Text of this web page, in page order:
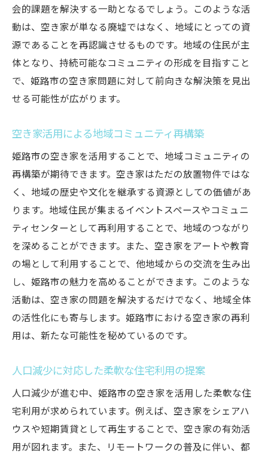
会的課題を解決する一助となるでしょう。このような活
動は、空き家が単なる廃墟ではなく、地域にとっての資
源であることを再認識させるものです。地域の住民が主
体となり、持続可能なコミュニティの形成を目指すこと
で、姫路市の空き家問題に対して前向きな解決策を見出
せる可能性が広がります。
空き家活用による地域コミュニティ再構築
姫路市の空き家を活用することで、地域コミュニティの
再構築が期待できます。空き家はただの放置物件ではな
く、地域の歴史や文化を継承する資源としての価値があ
ります。地域住民が集まるイベントスペースやコミュニ
ティセンターとして再利用することで、地域のつながり
を深めることができます。また、空き家をアートや教育
の場として利用することで、他地域からの交流を生み出
し、姫路市の魅力を高めることができます。このような
活動は、空き家の問題を解決するだけでなく、地域全体
の活性化にも寄与します。姫路市における空き家の再利
用は、新たな可能性を秘めているのです。
人口減少に対応した柔軟な住宅利用の提案
人口減少が進む中、姫路市の空き家を活用した柔軟な住
宅利用が求められています。例えば、空き家をシェアハ
ウスや短期賃貸として再生することで、空き家の有効活
用が図れます。また、リモートワークの普及に伴い、都